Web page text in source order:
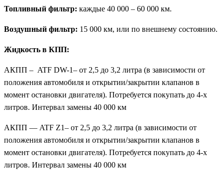
Топливный фильтр: каждые 40 000 – 60 000 км.
Воздушный фильтр: 15 000 км, или по внешнему состоянию.
Жидкость в КПП:
АКПП – ATF DW-1– от 2,5 до 3,2 литра (в зависимости от
положения автомобиля и открытии/закрытии клапанов в
момент остановки двигателя). Потребуется покупать до 4-х
литров. Интервал замены 40 000 км
АКПП — ATF Z1– от 2,5 до 3,2 литра (в зависимости от
положения автомобиля и открытии/закрытии клапанов в
момент остановки двигателя). Потребуется покупать до 4-х
литров. Интервал замены 40 000 км